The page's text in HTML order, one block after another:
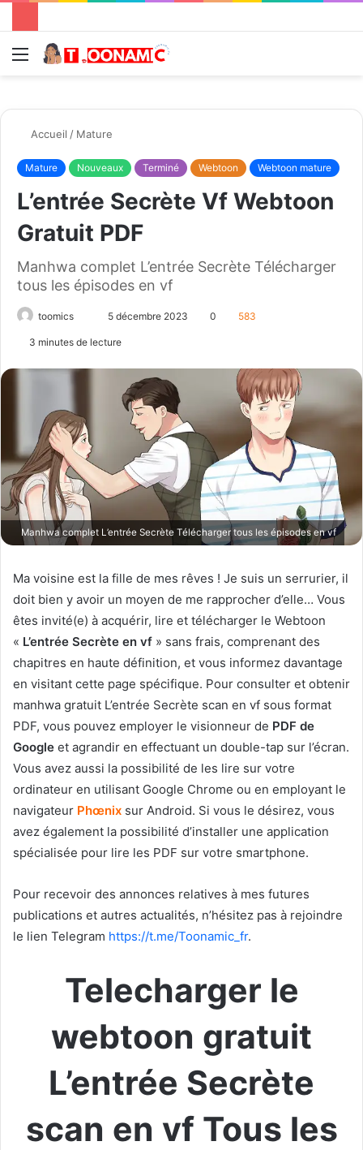
Menu
Accueil / Mature
Mature Nouveaux Terminé Webtoon Webtoon mature
L’entrée Secrète Vf Webtoon
Gratuit PDF
Manhwa complet L’entrée Secrète Télécharger
tous les épisodes en vf
toomics
n
r
u
o
u
l
5 décembre 2023 0 583
3 minutes de lecture
Manhwa complet L’entrée Secrète Télécharger tous les épisodes en vf
Ma voisine est la fille de mes rêves ! Je suis un serrurier, il
doit bien y avoir un moyen de me rapprocher d’elle… Vous
êtes invité(e) à acquérir, lire et télécharger le Webtoon
« L’entrée Secrète en vf » sans frais, comprenant des
chapitres en haute définition, et vous informez davantage
en visitant cette page spécifique. Pour consulter et obtenir
manhwa gratuit L’entrée Secrète scan en vf sous format
PDF, vous pouvez employer le visionneur de PDF de
Google et agrandir en effectuant un double-tap sur l’écran.
Vous avez aussi la possibilité de les lire sur votre
ordinateur en utilisant Google Chrome ou en employant le
navigateur Phœnix sur Android. Si vous le désirez, vous
avez également la possibilité d’installer une application
spécialisée pour lire les PDF sur votre smartphone.
Pour recevoir des annonces relatives à mes futures
publications et autres actualités, n’hésitez pas à rejoindre
le lien Telegram https://t.me/Toonamic_fr.
Telecharger le
webtoon gratuit
L’entrée Secrète
scan en vf Tous les